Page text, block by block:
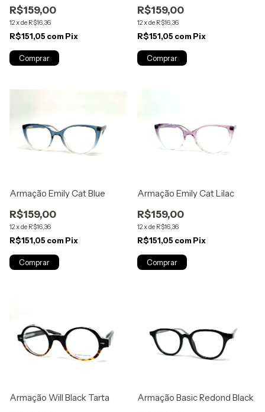
R$159,00
12xde R$16,36
R$151,05 com Pix
R$159,00
12xde R$16,36
R$151,05 com Pix
Armação Emily Cat Blue
R$159,00
12xde R$16,36
R$151,05 com Pix
Armação Emily Cat Lilac
R$159,00
12xde R$16,36
R$151,05 com Pix
Armação Will Black Tarta Armação Basic Redond Black